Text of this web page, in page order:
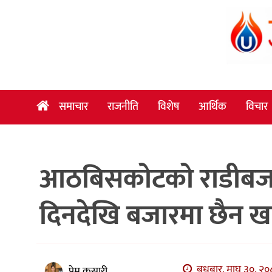
विशेष
अन्तर्वार्ता
मनोरञ्जन
विज्ञान
खेलकुद
समाचार राजनीति विशेष आर्थिक विचार
आठबिसकोटको
दिनदेखि बजारमा छैन